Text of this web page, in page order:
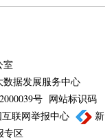
室
据发展服务中心
号 网站标识码
联网举报中心
新
专区